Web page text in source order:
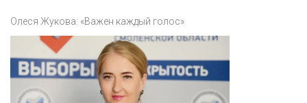
Олеся Жукова: «Важен каждый голос»